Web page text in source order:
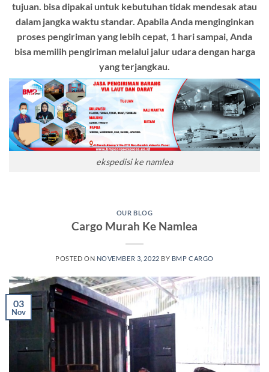
tujuan. bisa dipakai untuk kebutuhan tidak mendesak atau
dalam jangka waktu standar. Apabila Anda menginginkan
proses pengiriman yang lebih cepat, 1 hari sampai, Anda
bisa memilih pengiriman melalui jalur udara dengan harga
yang terjangkau.
ekspedisi ke namlea
OUR BLOG
Cargo Murah Ke Namlea
POSTED ON NOVEMBER 3, 2022 BY BMP CARGO
03
Nov